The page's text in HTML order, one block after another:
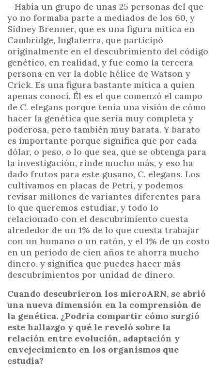
—Había un grupo de unas 25 personas del que
yo no formaba parte a mediados de los 60, y
Sidney Brenner, que es una figura mítica en
Cambridge, Inglaterra, que participó
originalmente en el descubrimiento del código
genético, en realidad, y fue como la tercera
persona en ver la doble hélice de Watson y
Crick. Es una figura bastante mítica a quien
apenas conocí. Él es el que comenzó el campo
de C. elegans porque tenía una visión de cómo
hacer la genética que sería muy completa y
poderosa, pero también muy barata. Y barato
es importante porque significa que por cada
dólar, o peso, o lo que sea, que se obtenga para
la investigación, rinde mucho más, y eso ha
dado frutos para este gusano, C. elegans. Los
cultivamos en placas de Petri, y podemos
revisar millones de variantes diferentes para
lo que queremos estudiar, y todo lo
relacionado con el descubrimiento cuesta
alrededor de un 1% de lo que cuesta trabajar
con un humano o un ratón, y el 1% de un costo
en un período de cien años te ahorra mucho
dinero, y significa que puedes hacer más
descubrimientos por unidad de dinero.
Cuando descubrieron los microARN, se abrió
una nueva dimensión en la comprensión de
la genética. ¿Podría compartir cómo surgió
este hallazgo y qué le reveló sobre la
relación entre evolución, adaptación y
envejecimiento en los organismos que
estudia?